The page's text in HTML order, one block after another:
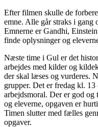
Efter filmen skulle de
emne. Alle går straks i gang
Emnerne er Gandhi,
finde oplysninger og
Næste time i Gul er det
arbejdes med kilder og
der skal læses og vurderes.
grupper. Det er fredag kl.
arbejdsmoral. Der er god
og eleverne, opgaven er
Timen slutter med fælles
opgaver.